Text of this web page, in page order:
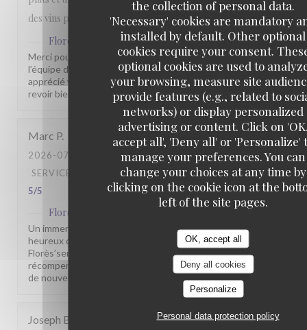
the collection of personal data.
'Necessary' cookies are mandatory
installed by default. Other optional
cookies require your consent.
optional cookies are used to
your browsing, measure site
provide features (e.g., related to
networks) or display personalized
advertising or content. Click on
accept all', 'Deny all' or 'Personalize'
manage your preferences. You can
change your choices at any time by
clicking on the cookie icon at the
left of the site pages.
OK, accept all
Deny all cookies
Personalize
Personal data protection policy
des vins plus qu'honorable.
Flores'sens
has replied to this review
Merci pour votre commentaire sympathique. Toute
l’équipe du Florès’sens est heureuse que vous ayez
apprécié votre passage chez nous. Nous espérons vous
revoir bientôt pour vous faire découvrir d’autres saveurs.
Marc P
2026-07-31
- 19:30 - GUESTS 6
SERVICE
AMBIANCE: 4 /5 FOOD: 5/5 VALUE:
5/5
Flores'sens
Un immense merci pour vos 5 étoiles ! Nous sommes très
heureux que vous ayez apprécié votre passage au
Florès’sens. Vos encouragements sont une belle
récompense pour toute notre équipe. À très bientôt pour
de nouvelles découvertes gustatives.
Joseph B